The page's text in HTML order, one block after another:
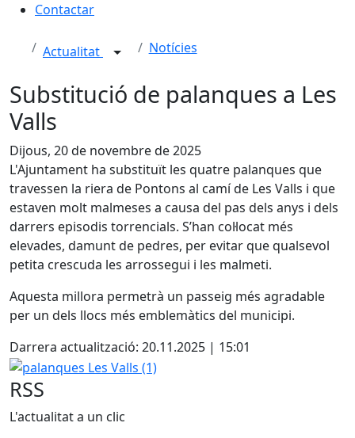
Contactar
Actualitat Notícies
Substitució de palanques a Les
Valls
Dijous, 20 de novembre de 2025
L'Ajuntament ha substituït les quatre palanques que
travessen la riera de Pontons al camí de Les Valls i que
estaven molt malmeses a causa del pas dels anys i dels
darrers episodis torrencials. S’han col·locat més
elevades, damunt de pedres, per evitar que qualsevol
petita crescuda les arrossegui i les malmeti.
Aquesta millora permetrà un passeig més agradable
per un dels llocs més emblemàtics del municipi.
Darrera actualització: 20.11.2025 | 15:01
palanques Les Valls (1)
RSS
L'actualitat a un clic